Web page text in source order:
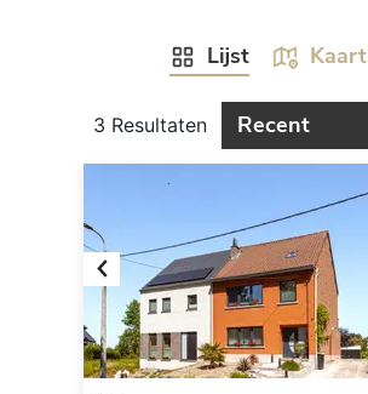
Lijst Kaart
3 Resultaten Recent
Previous